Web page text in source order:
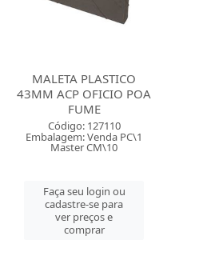
MALETA PLASTICO
43MM ACP OFICIO POA
FUME
Código: 127110
Embalagem: Venda PC\1
Master CM\10
Faça seu login ou
cadastre-se para
ver preços e
comprar